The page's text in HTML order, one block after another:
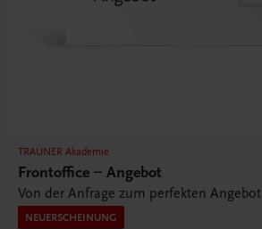
TRAUNER Akademie
Frontoffice – Angebot
Von der Anfrage zum perfekten Angebot
NEUERSCHEINUNG